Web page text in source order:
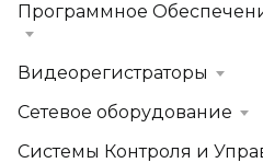
Программное
Видеорегистраторы
Сетевое оборудование
Системы Контроля и